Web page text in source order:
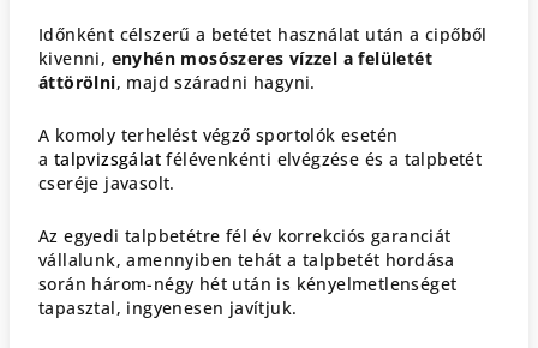
Időnként célszerű a betétet használat után a cipőből
kivenni, enyhén mosószeres vízzel a felületét
áttörölni, majd száradni hagyni.
A komoly terhelést végző sportolók esetén
a talpvizsgálatfélévenkénti elvégzése és a talpbetét
cseréje javasolt.
Az egyedi talpbetétre fél év korrekciós garanciát
vállalunk, amennyiben tehát a talpbetét hordása
során három-négy hét után is kényelmetlenséget
tapasztal, ingyenesen javítjuk.